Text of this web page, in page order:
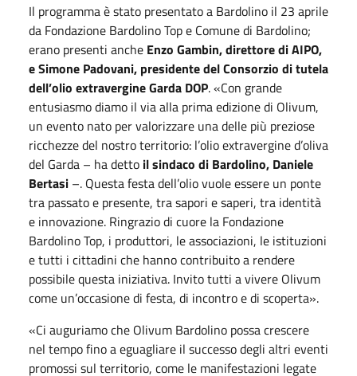
Il programma è stato presentato a Bardolino il 23 aprile
da Fondazione Bardolino Top e Comune di Bardolino;
erano presenti anche Enzo Gambin, direttore di AIPO,
e Simone Padovani, presidente del Consorzio di tutela
dell’olio extravergine Garda DOP. «Con grande
entusiasmo diamo il via alla prima edizione di Olivum,
un evento nato per valorizzare una delle più preziose
ricchezze del nostro territorio: l’olio extravergine d’oliva
del Garda – ha detto il sindaco di Bardolino, Daniele
Bertasi –. Questa festa dell’olio vuole essere un ponte
tra passato e presente, tra sapori e saperi, tra identità
e innovazione. Ringrazio di cuore la Fondazione
Bardolino Top, i produttori, le associazioni, le istituzioni
e tutti i cittadini che hanno contribuito a rendere
possibile questa iniziativa. Invito tutti a vivere Olivum
come un’occasione di festa, di incontro e di scoperta».
«Ci auguriamo che Olivum Bardolino possa crescere
nel tempo fino a eguagliare il successo degli altri eventi
promossi sul territorio, come le manifestazioni legate